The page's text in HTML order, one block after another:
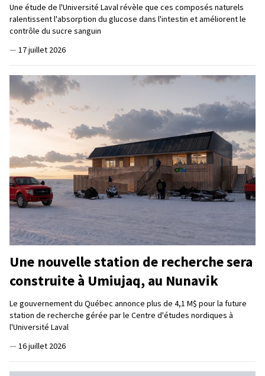
Une étude de l'Université Laval révèle que ces composés naturels
ralentissent l'absorption du glucose dans l'intestin et améliorent le
contrôle du sucre sanguin
— 17 juillet 2026
Une nouvelle station de recherche sera
construite à Umiujaq, au Nunavik
Le gouvernement du Québec annonce plus de 4,1 M$ pour la future
station de recherche gérée par le Centre d'études nordiques à
l'Université Laval
— 16 juillet 2026